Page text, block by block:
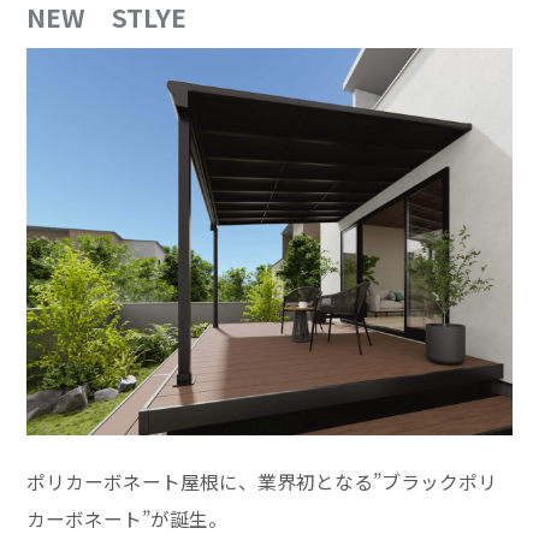
NEW STLYE
ポリカーボネート屋根に、業界初となる”ブラックポリ
カーボネート”が誕生。